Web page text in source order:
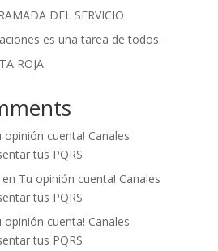
DEL SERVICIO
es una tarea de todos.
ROJA
opinión cuenta! Canales
tus PQRS
en Tu opinión cuenta! Canales
tus PQRS
opinión cuenta! Canales
tus PQRS